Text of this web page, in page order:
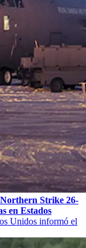
Strike 26-
en Estados
Unidos informó el